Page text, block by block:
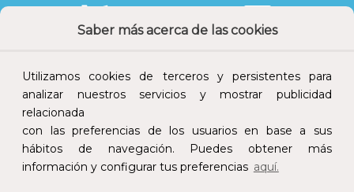
Saber más acerca de las cookies
Utilizamos cookies de terceros y persistentes para
analizar nuestros servicios y mostrar publicidad
relacionada
con las preferencias de los usuarios en base a sus
hábitos de navegación. Puedes obtener más
información y configurar tus preferencias aquí.
Atención al cliente